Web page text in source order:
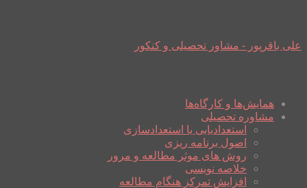
علی باقرپور - مشاور تحصیلی و کنکور
همایش‌ها و کارگاه‌ها
مشاوره تحصیلی
استعدادیابی یا استعدادسازی
اصول برنامه ریزی
روش های موثر مطالعه و مرور
خلاصه نویسی
افزایش تمرکز هنگام مطالعه